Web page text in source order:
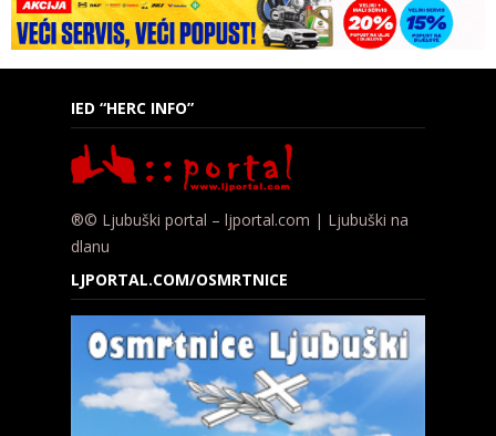
IED “HERC INFO”
®© Ljubuški portal – ljportal.com | Ljubuški na
dlanu
LJPORTAL.COM/OSMRTNICE